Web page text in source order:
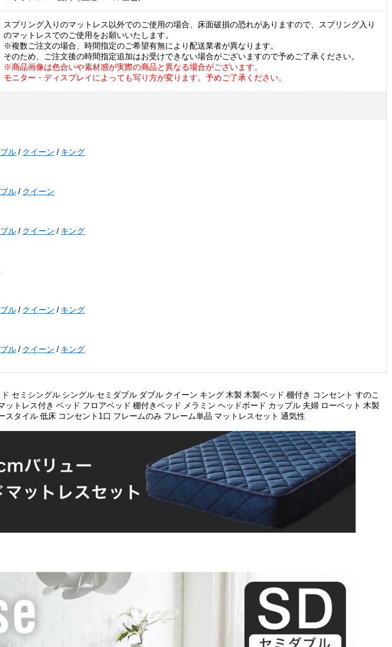
スプリング入りのマットレス以外でのご使用の場合、床面破損の恐れがありますので、スプリング入り
のマットレスでのご使用をお願いいたします。
※複数ご注文の場合、時間指定のご希望有無により配送業者が異なります。
そのため、ご注文後の時間指定追加はお受けできない場合がございますので予めご了承ください。
※商品画像は色合いや素材感が実際の商品と異なる場合がございます。
モニター・ディスプレイによっても写り方が変ります。予めご了承ください。
ル / クイーン / キング
ル / クイーン
ル / クイーン / キング
ル / クイーン / キング
ル / クイーン / キング
セミシングル シングル セミダブル ダブル クイーン キング 木製 木製ベッド 棚付き コンセント すのこ
ットレス付き ベッド フロアベッド 棚付きベッド メラミン ヘッドボード カップル 夫婦 ローベット 木製
スタイル 低床 コンセント1口 フレームのみ フレーム単品 マットレスセット 通気性